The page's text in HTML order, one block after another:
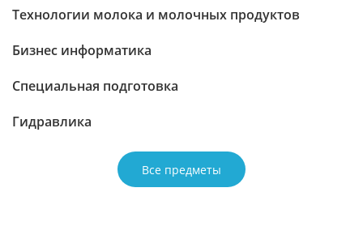
Технологии молока и молочных продуктов
Бизнес информатика
Специальная подготовка
Гидравлика
Все предметы